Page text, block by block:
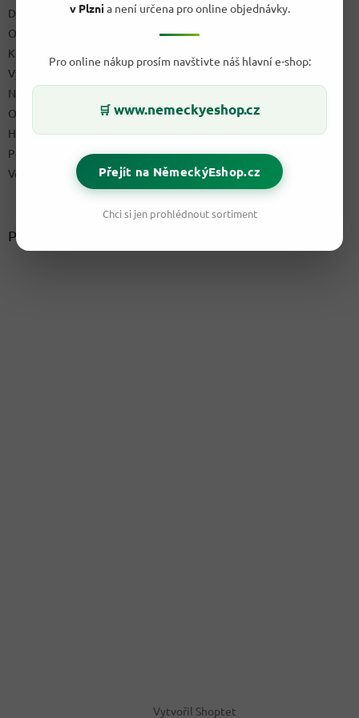
v Plznia není určena pro online objednávky.
Pro online nákup prosím navštivte náš hlavní e-shop:
🛒 www.nemeckyeshop.cz
Přejít na NěmeckýEshop.cz
Chci si jen prohlédnout sortiment
Doprava & platby
Obchodní podmínky
Kontakty
Výdejní místo
Napište nám
Ochrana osobních údajů GDPR
Hodnocení obchodu
Podmínky uplatnění práv z vadného plnění a reklamační řád
Velkoobchod
Přijímáme online platby
Vytvořil Shoptet